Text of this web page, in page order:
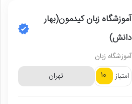
آموزشگاه زبان کیدمون(بهار
دانش)
آموزشگاه زبان
امتیاز
10 تهران